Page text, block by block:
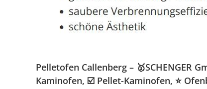
Pelletofen Callenberg – 🥇SCHENGER
Kaminofen, ☑️ Pellet-Kaminofen, ⭐